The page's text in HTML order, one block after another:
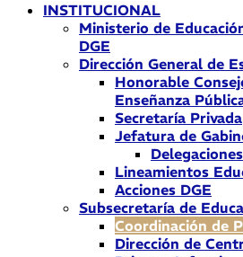
INSTITUCIONAL
Ministerio de
DGE
Dirección General de
Honorable
Enseñanza
Secretaría Privada
Jefatura de
Lineamientos
Acciones DGE
Subsecretaría de
Coordinación de
Dirección de